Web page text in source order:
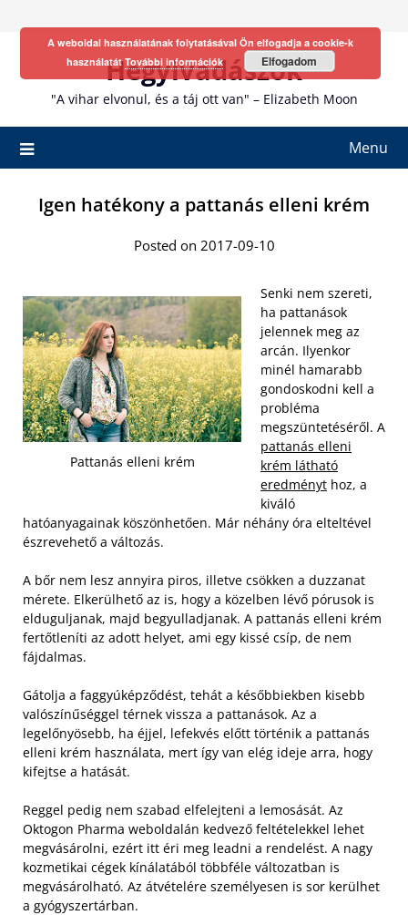
Hegyivadászok
"A vihar elvonul, és a táj ott van" – Elizabeth Moon
Menu
Igen hatékony a pattanás elleni krém
Posted on 2017-09-10
Pattanás elleni krém
Senki nem szereti,
ha pattanások
jelennek meg az
arcán. Ilyenkor
minél hamarabb
gondoskodni kell a
probléma
megszüntetéséről. A
pattanás elleni
krém látható
eredményt hoz, a
kiváló
hatóanyagainak köszönhetően. Már néhány óra elteltével
észrevehető a változás.
A bőr nem lesz annyira piros, illetve csökken a duzzanat
mérete. Elkerülhető az is, hogy a közelben lévő pórusok is
elduguljanak, majd begyulladjanak. A pattanás elleni krém
fertőtleníti az adott helyet, ami egy kissé csíp, de nem
fájdalmas.
Gátolja a faggyúképződést, tehát a későbbiekben kisebb
valószínűséggel térnek vissza a pattanások. Az a
legelőnyösebb, ha éjjel, lefekvés előtt történik a pattanás
elleni krém használata, mert így van elég ideje arra, hogy
kifejtse a hatását.
Reggel pedig nem szabad elfelejteni a lemosását. Az
Oktogon Pharma weboldalán kedvező feltételekkel lehet
megvásárolni, ezért itt éri meg leadni a rendelést. A nagy
kozmetikai cégek kínálatából többféle változatban is
megvásárolható. Az átvételére személyesen is sor kerülhet
a gyógyszertárban.
A weboldal használatának folytatásával Ön elfogadja a cookie-k
használatátTovábbi információk Elfogadom